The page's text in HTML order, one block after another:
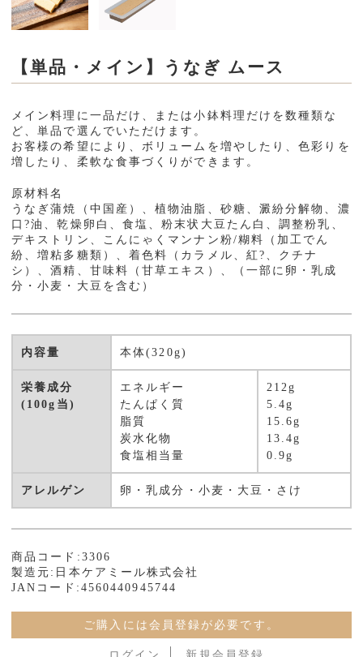
行事食
②とろ～り粥の素
ご利用案内
お問い合わせ
【単品・メイン】うなぎ ムース
メイン料理に一品だけ、または小鉢料理だけを数種類な
ど、単品で選んでいただけます。
お客様の希望により、ボリュームを増やしたり、色彩りを
増したり、柔軟な食事づくりができます。
原材料名
うなぎ蒲焼（中国産）、植物油脂、砂糖、澱紛分解物、濃
口?油、乾燥卵白、食塩、粉末状大豆たん白、調整粉乳、
デキストリン、こんにゃくマンナン粉/糊料（加工でん
紛、増粘多糖類）、着色料（カラメル、紅?、クチナ
シ）、酒精、甘味料（甘草エキス）、（一部に卵・乳成
分・小麦・大豆を含む）
内容量 本体(320g)
栄養成分
(100g当)
エネルギー
たんぱく質
脂質
炭水化物
食塩相当量
212g
5.4g
15.6g
13.4g
0.9g
アレルゲン 卵・乳成分・小麦・大豆・さけ
商品コード:3306
製造元:日本ケアミール株式会社
JANコード:4560440945744
ご購入には会員登録が必要です。